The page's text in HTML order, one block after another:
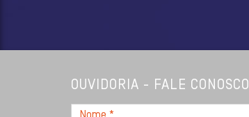
OUVIDORIA - FALE CONOSCO
Nome